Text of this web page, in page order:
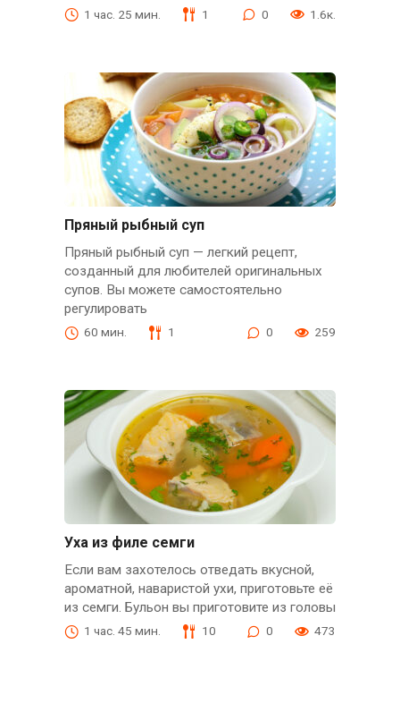
1 час. 25 мин. 1 0 1.6к.
Пряный рыбный суп
Пряный рыбный суп — легкий рецепт,
созданный для любителей оригинальных
супов. Вы можете самостоятельно
регулировать
60 мин. 1 0 259
Уха из филе семги
Если вам захотелось отведать вкусной,
ароматной, наваристой ухи, приготовьте её
из семги. Бульон вы приготовите из головы
1 час. 45 мин. 10 0 473